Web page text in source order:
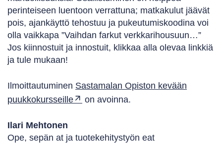
perinteiseen luentoon verrattuna; matkakulut jäävät
pois, ajankäyttö tehostuu ja pukeutumiskoodina voi
olla vaikkapa ”Vaihdan farkut verkkarihousuun…”
Jos kiinnostuit ja innostuit, klikkaa alla olevaa linkkiä
ja tule mukaan!
Ilmoittautuminen Sastamalan Opiston kevään
puukkokursseille
on avoinna.
Ilari Mehtonen
Ope, sepän at ja tuotekehitystyön eat